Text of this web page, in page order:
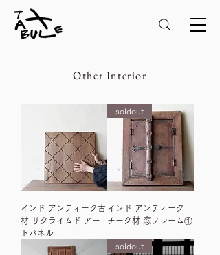
Other Interior
インド アンティーク古
材 リクライムド アー
トパネル
soldout
インド アンティーク
チーク材 窓フレーム①
soldout